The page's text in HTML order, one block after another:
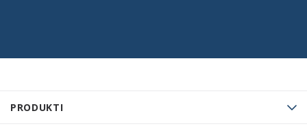
PRODUKTI